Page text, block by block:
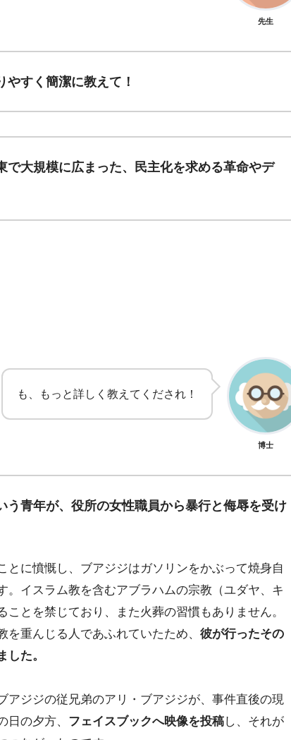
先生
やすく簡潔に教えて！
で大規模に広まった、民主化を求める革命やデ
も、もっと詳しく教えてくだされ！
博士
う青年が、役所の女性職員から暴行と侮辱を受け
とに憤慨し、ブアジジはガソリンをかぶって焼身自
。イスラム教を含むアブラハムの宗教（ユダヤ、キ
ことを禁じており、また火葬の習慣もありません。
を重んじる人であふれていたため、彼が行ったその
した。
アジジの従兄弟のアリ・ブアジジが、事件直後の現
日の夕方、 フェイスブックへ映像を投稿し、それが